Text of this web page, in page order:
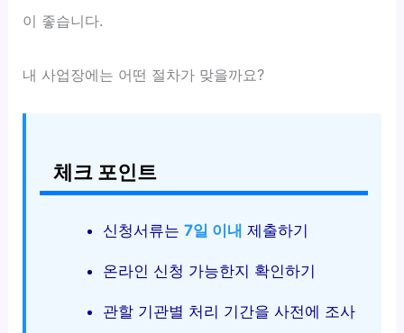
이 좋습니다.
내 사업장에는 어떤 절차가 맞을까요?
체크 포인트
신청서류는 7일 이내 제출하기
온라인 신청 가능한지 확인하기
관할 기관별 처리 기간을 사전에 조사